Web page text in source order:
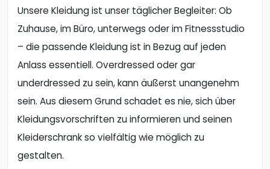
underdressed zu sein, kann äußerst unangenehm
sein. Aus diesem Grund schadet es nie, sich über
Kleidungsvorschriften zu informieren und seinen
Kleiderschrank so vielfältig wie möglich zu
gestalten.
Hierfür kannst du deine Klamotten zum Beispiel in
Kategorien wie festlich, elegant und sportlich
einteilen und deine Einkäufe danach richten.